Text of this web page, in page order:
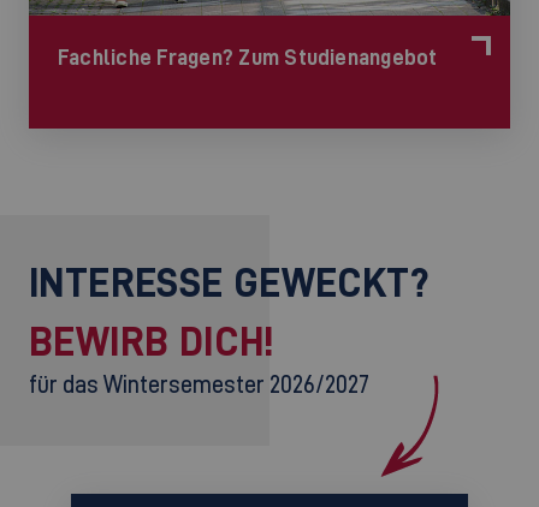
Fachliche Fragen? Zum Studienangebot
INTERESSE GEWECKT?
BEWIRB DICH!
für das Wintersemester 2026/2027